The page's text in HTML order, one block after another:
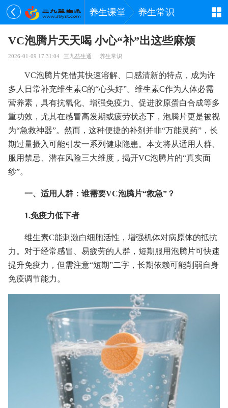
养生课堂 养生常识
VC泡腾片天天喝 小心“补”出这些麻烦
2026-01-09 17:31:04 三九益生通 养生常识
VC泡腾片凭借其快速溶解、口感清新的特点，成为许
多人日常补充维生素C的“心头好”。维生素C作为人体必需
营养素，具有抗氧化、增强免疫力、促进胶原蛋白合成等多
重功效，尤其在感冒高发期或疲劳状态下，泡腾片更是被视
为“急救神器”。然而，这种便捷的补剂并非“万能灵药”，长
期过量摄入可能引发一系列健康隐患。本文将从适用人群、
服用禁忌、潜在风险三大维度，揭开VC泡腾片的“真实面
纱”。
一、适用人群：谁需要VC泡腾片“救急”？
1.免疫力低下者
维生素C能刺激白细胞活性，增强机体对病原体的抵抗
力。对于经常感冒、易疲劳的人群，短期服用泡腾片可快速
提升免疫力，但需注意“短期”二字，长期依赖可能削弱自身
免疫调节能力。